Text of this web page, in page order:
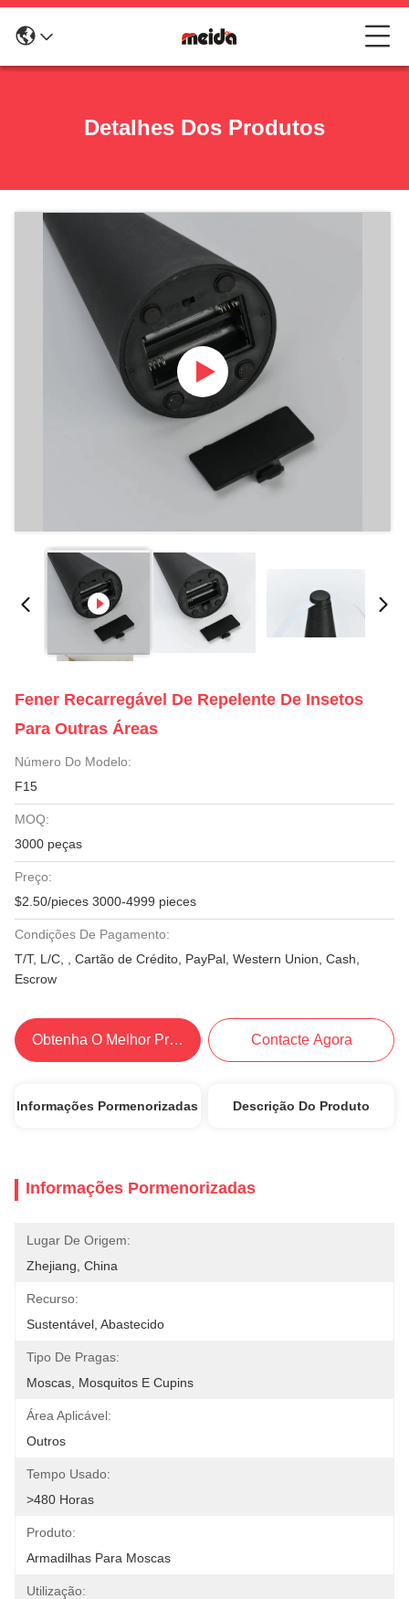
Detalhes Dos Produtos
Fener Recarregável De Repelente De Insetos
Para Outras Áreas
Número Do Modelo:
F15
MOQ:
3000 peças
Preço:
$2.50/pieces 3000-4999 pieces
Condições De Pagamento:
T/T, L/C, , Cartão de Crédito, PayPal, Western Union, Cash,
Escrow
Obtenha O Melhor Preço Contacte Agora
Informações Pormenorizadas Descrição Do Produto
Informações Pormenorizadas
Lugar De Origem:
Zhejiang, China
Recurso:
Sustentável, Abastecido
Tipo De Pragas:
Moscas, Mosquitos E Cupins
Área Aplicável:
Outros
Tempo Usado:
>480 Horas
Produto:
Armadilhas Para Moscas
Utilização: